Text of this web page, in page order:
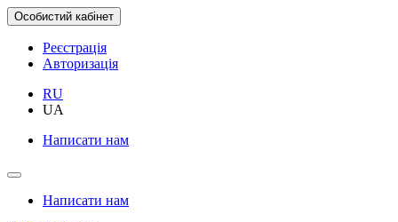
Особистий кабінет
Реєстрація
Авторизація
RU
UA
Написати нам
Написати нам